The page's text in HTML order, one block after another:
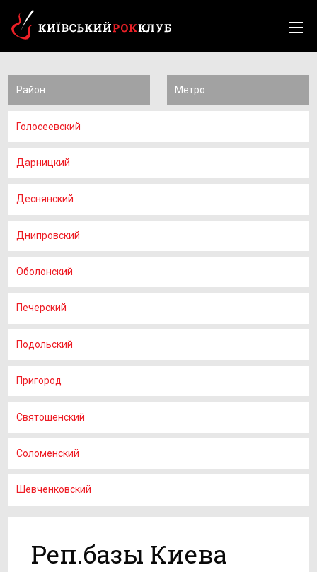
Район Метро
Голосеевский
Дарницкий
Деснянский
Днипровский
Оболонский
Печерский
Подольский
Пригород
Святошенский
Соломенский
Шевченковский
Реп.базы Киева